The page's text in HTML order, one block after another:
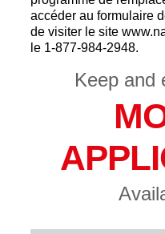
accéder au formulaire
de visiter le site
le 1-877-984-2948.
Keep and